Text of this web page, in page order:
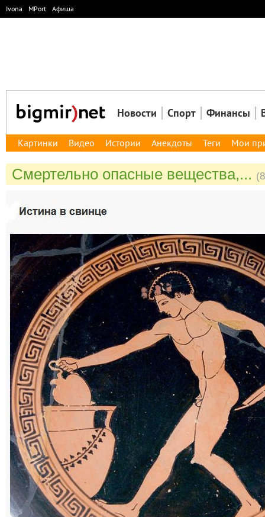
Ivona MPort Афиша
Новости Спорт Финансы
Картинки Видео Истории Анекдоты Теги Мои
Смертельно опасные вещества,...